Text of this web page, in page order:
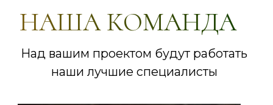
Андрей Петлягин
Бригадир